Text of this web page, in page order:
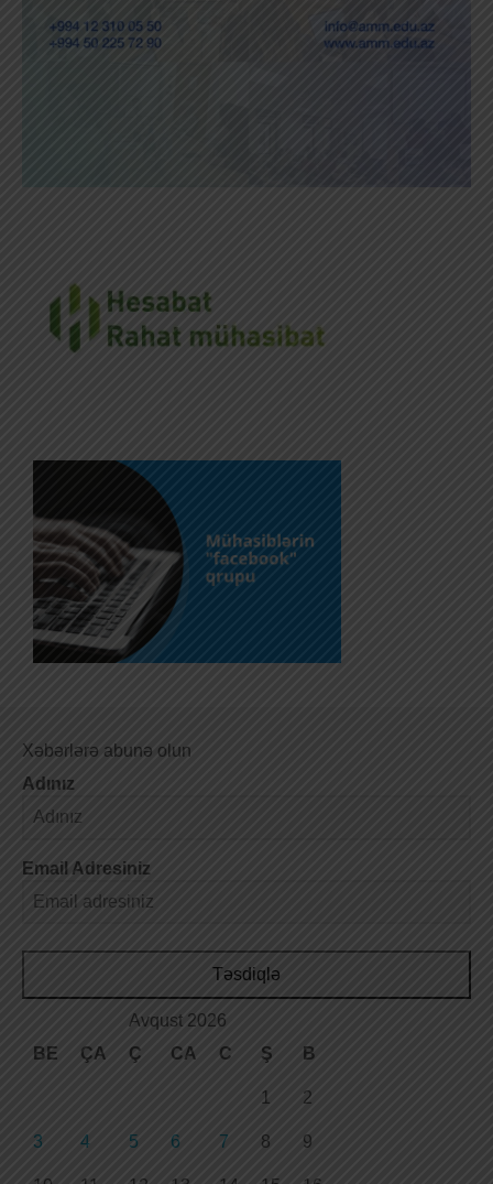
Xəbərlərə abunə olun
Adınız
Email Adresiniz
Təsdiqlə
Avqust 2026
BE
ÇA Ç CA C Ş B
1 2
3 4 5 6 7 8 9